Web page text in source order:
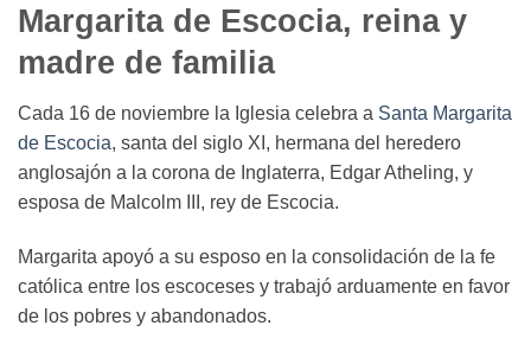
Margarita de Escocia, reina y
madre de familia
Cada 16 de noviembre la Iglesia celebra a Santa Margarita
de Escocia, santa del siglo XI, hermana del heredero
anglosajón a la corona de Inglaterra, Edgar Atheling, y
esposa de Malcolm III, rey de Escocia.
Margarita apoyó a su esposo en la consolidación de la fe
católica entre los escoceses y trabajó arduamente en favor
de los pobres y abandonados.